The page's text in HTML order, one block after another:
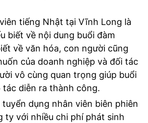
tiếng Nhật tại Vĩnh Long là
biết về nội dung buổi đàm
về văn hóa, con người cũng
của doanh nghiệp và đối tác
vô cùng quan trọng giúp buổi
diễn ra thành công.
dụng nhân viên biên phiên
ty với nhiều chi phí phát sinh